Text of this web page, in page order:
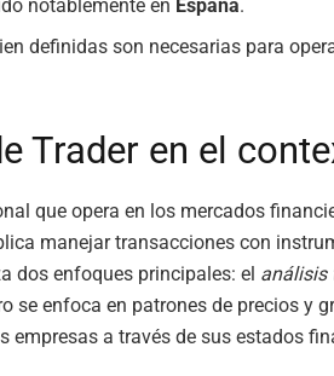
notablemente en España.
definidas son necesarias para
Trader en el
que opera en los mercados
manejar transacciones con
dos enfoques principales: el análisis
se enfoca en patrones de precios y
empresas a través de sus estados